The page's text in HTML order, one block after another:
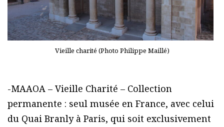
Vieille charité (Photo Philippe Maillé)
-MAAOA – Vieille Charité – Collection
permanente : seul musée en France, avec celui
du Quai Branly à Paris, qui soit exclusivement